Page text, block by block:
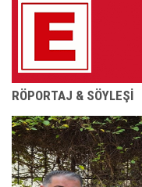
RÖPORTAJ & SÖYLEŞİ